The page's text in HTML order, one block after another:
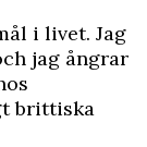
i livet. Jag
jag ångrar
brittiska